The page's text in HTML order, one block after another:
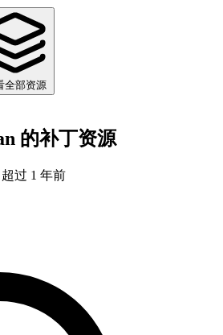
全部资源
的补丁资源
过 1 年前